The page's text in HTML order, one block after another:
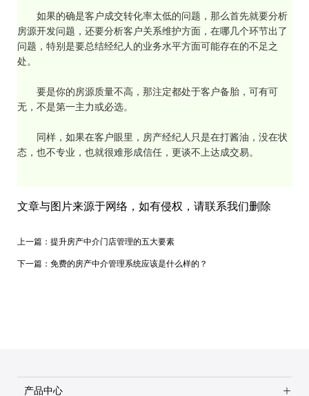
如果的确是客户成交转化率太低的问题，那么首先就要分析
房源开发问题，还要分析客户关系维护方面，在哪几个环节出了
问题，特别是要总结经纪人的业务水平方面可能存在的不足之
处。
要是你的房源质量不高，那注定都处于客户备胎，可有可
无，不是第一主力或必选。
同样，如果在客户眼里，房产经纪人只是在打酱油，没在状
态，也不专业，也就很难形成信任，更谈不上达成交易。
文章与图片来源于网络，如有侵权，请联系我们删除
上一篇： 提升房产中介门店管理的五大要素
下一篇： 免费的房产中介管理系统应该是什么样的？
产品中心